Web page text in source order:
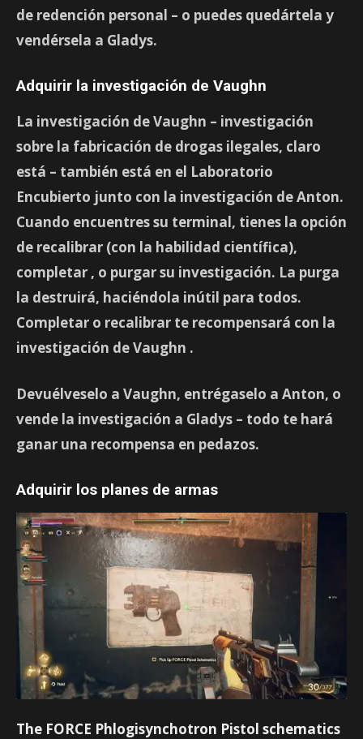
de redención personal – o puedes quedártela y
vendérsela a Gladys.
Adquirir la investigación de Vaughn
La investigación de Vaughn – investigación
sobre la fabricación de drogas ilegales, claro
está – también está en el Laboratorio
Encubierto junto con la investigación de Anton.
Cuando encuentres su terminal, tienes la opción
de recalibrar (con la habilidad científica),
completar , o purgarsu investigación. La purga
la destruirá, haciéndola inútil para todos.
Completar o recalibrar te recompensará con la
investigación de Vaughn .
Devuélveselo a Vaughn, entrégaselo a Anton, o
vende la investigación a Gladys – todo te hará
ganar una recompensa en pedazos.
Adquirir los planes de armas
The FORCE Phlogisynchotron Pistol schematics